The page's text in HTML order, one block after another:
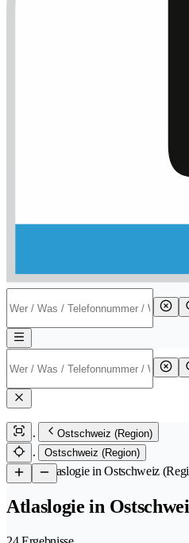
Ostschweiz (Region)
Ostschweiz (Region)
/Atlaslogie in Ostschweiz
Atlaslogie in